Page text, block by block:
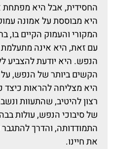
החסידית, אבל היא מפתחת
היא מבוססת על אמונה
המקורי והעמוק הקיים בו,
עם זאת, היא אינה
הנפש. היא יודעת להצביע
הקשים ביותר של הנפש, על
היא מצליחה להראות כיצד
רצון להיטיב, שהתעוות
של סיבוכי הנפש, עולות
התמודדותה, והדרך
את חיינו.